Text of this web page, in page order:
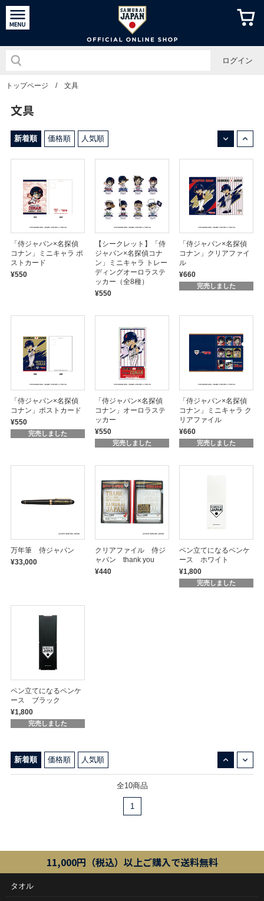
侍ジャパ
ログイン
トップページ / 文具
文具
新着順 価格順 人気順
「侍ジャパン×名探偵
コナン」ミニキャラ ポ
ストカード
¥550
【シークレット】「侍
ジャパン×名探偵コナ
ン」ミニキャラ トレー
ディングオーロラステ
ッカー（全8種）
¥550
「侍ジャパン×名探偵
コナン」クリアファイ
ル
¥660
完売しました
「侍ジャパン×名探偵
コナン」ポストカード
¥550
完売しました
「侍ジャパン×名探偵
コナン」オーロラステ
ッカー
¥550
完売しました
「侍ジャパン×名探偵
コナン」ミニキャラ ク
リアファイル
¥660
完売しました
万年筆 侍ジャパン
¥33,000
クリアファイル 侍ジ
ャパン thank you
¥440
ペン立てになるペンケ
ース ホワイト
¥1,800
完売しました
ペン立てになるペンケ
ース ブラック
¥1,800
完売しました
新着順 価格順 人気順
全10商品
1
11,000円（税込）以上ご購入で送料無料
タオル